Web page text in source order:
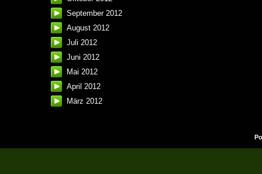
September 2012
August 2012
Juli 2012
Juni 2012
Mai 2012
April 2012
März 2012